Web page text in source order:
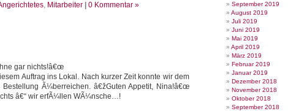
, Mitarbeiter 0 Kommentar »
gar nichts!â€œ
Auftrag ins Lokal. Nach kurzer Zeit konnte wir dem
Bestellung Ã¼berreichen. â€žGuten Appetit, Nina!â€œ
â€“ wir erfÃ¼llen WÃ¼nsche…!
September 2019
August 2019
Juli 2019
Juni 2019
Mai 2019
April 2019
März 2019
Februar 2019
Januar 2019
Dezember 2018
November 2018
Oktober 2018
September 2018